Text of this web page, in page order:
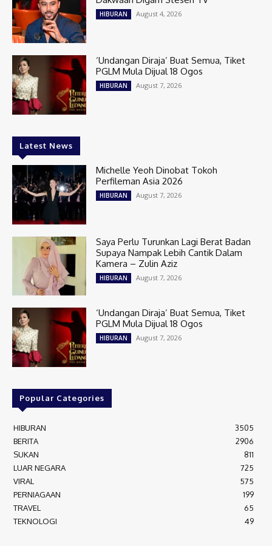
HIBURAN August 4, 2026
‘Undangan Diraja’ Buat Semua, Tiket
PGLM Mula Dijual 18 Ogos
HIBURAN August 7, 2026
Latest News
Michelle Yeoh Dinobat Tokoh
Perfileman Asia 2026
HIBURAN August 7, 2026
Saya Perlu Turunkan Lagi Berat Badan
Supaya Nampak Lebih Cantik Dalam
Kamera – Zulin Aziz
HIBURAN August 7, 2026
‘Undangan Diraja’ Buat Semua, Tiket
PGLM Mula Dijual 18 Ogos
HIBURAN August 7, 2026
Popular Categories
HIBURAN
3505
BERITA
2906
SUKAN
811
LUAR NEGARA
725
VIRAL
575
PERNIAGAAN
199
TRAVEL
65
TEKNOLOGI
49